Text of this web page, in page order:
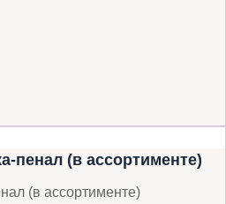
пенал (в ассортименте)
(в ассортименте)